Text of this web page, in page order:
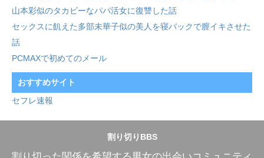
山本彩似のタカビーなパパ活女に復讐した話
セックスに飢えた多部未華子似の美人を寝バックで膣イキさせた
話
PCMAXで初めてのメール
おすすめサイト
セフレ速報
割り切りBBS